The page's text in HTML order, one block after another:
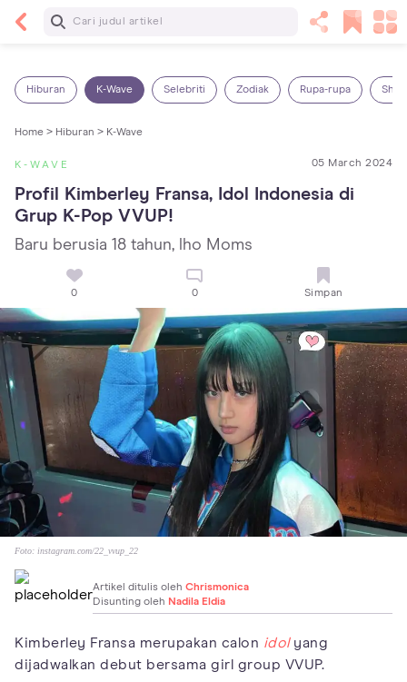
Baca Selanjutnya
Hiburan K-Wave Selebriti Zodiak Rupa-rupa
Home > Hiburan > K-Wave
K-WAVE 05 March 2024
Profil Kimberley Fransa, Idol Indonesia di
Grup K-Pop VVUP!
Baru berusia 18 tahun, lho Moms
0 0 Simpan
Foto: instagram.com/22_vvup_22
Artikel ditulis oleh Chrismonica
Disunting oleh Nadila Eldia
Kimberley Fransa merupakan calon idolyang
dijadwalkan debut bersama girl group VVUP.